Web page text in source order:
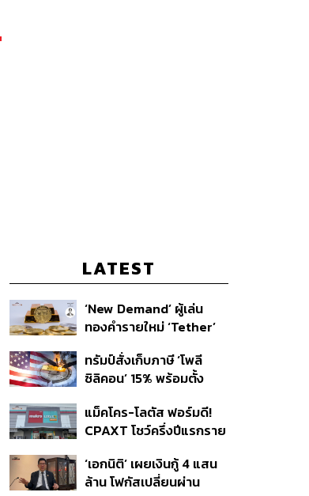
LATEST
‘New Demand’ ผู้เล่น
ทองคำรายใหม่ ‘Tether’
ทรัมป์สั่งเก็บภาษี ‘โพลี
ซิลิคอน’ 15% พร้อมตั้ง
แม็คโคร-โลตัส ฟอร์มดี!
CPAXT โชว์ครึ่งปีแรกราย
ปรับโฉมสาขาใหม่ดันพื้นที่
เช่าโต
‘เอกนิติ’ เผยเงินกู้ 4 แสน
ล้าน โฟกัสเปลี่ยนผ่าน